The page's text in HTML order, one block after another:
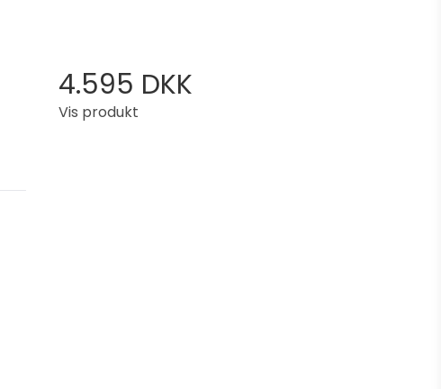
4.595 DKK
Vis produkt